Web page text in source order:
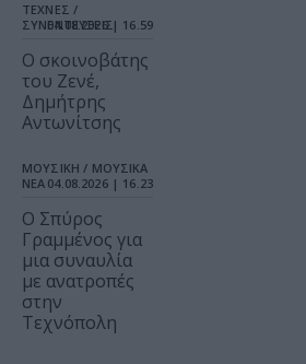
ΤΕΧΝΕΣ /
ΣΥΝΕΝΤΕΥΞΕΙΣ
04.08.2026 | 16.59
Ο σκοινοβάτης
του Ζενέ,
Δημήτρης
Αντωνίτσης
ΜΟΥΣΙΚΗ / ΜΟΥΣΙΚΑ
ΝΕΑ 04.08.2026 | 16.23
Ο Σπύρος
Γραμμένος για
μια συναυλία
με ανατροπές
στην
Τεχνόπολη